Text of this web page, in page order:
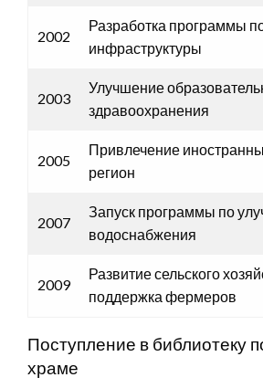
2002
Разработка программы
инфраструктуры
2003
Улучшение
здравоохранения
2005
Привлечение
регион
2007
Запуск программы по
водоснабжения
2009
Развитие сельского
поддержка фермеров
Поступление в библиотеку
храме